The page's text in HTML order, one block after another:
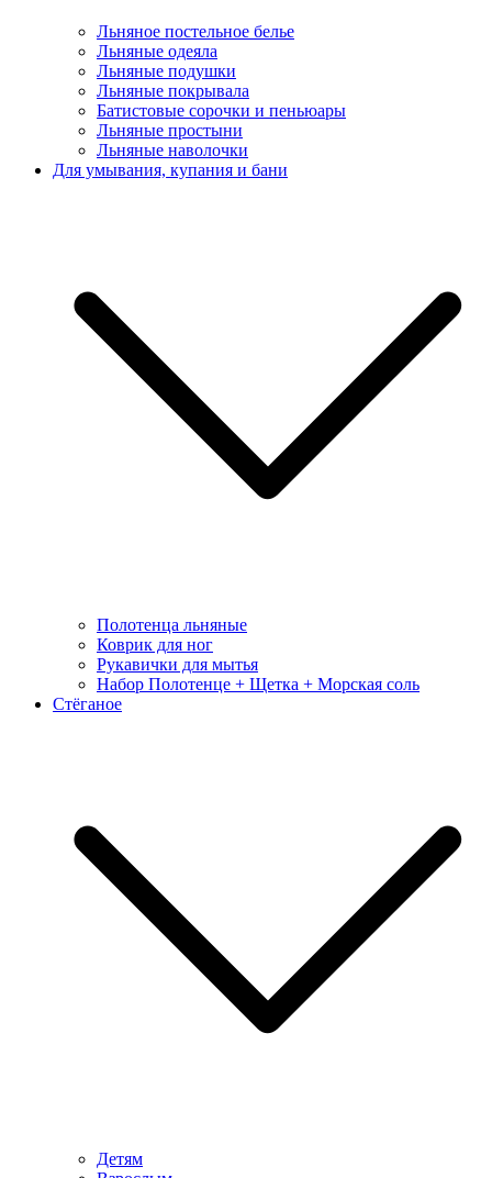
Льняное постельное белье
Льняные одеяла
Льняные подушки
Льняные покрывала
Батистовые сорочки и пеньюары
Льняные простыни
Льняные наволочки
Для умывания, купания и бани
Полотенца льняные
Коврик для ног
Рукавички для мытья
Набор Полотенце + Щетка + Морская соль
Стёганое
Детям